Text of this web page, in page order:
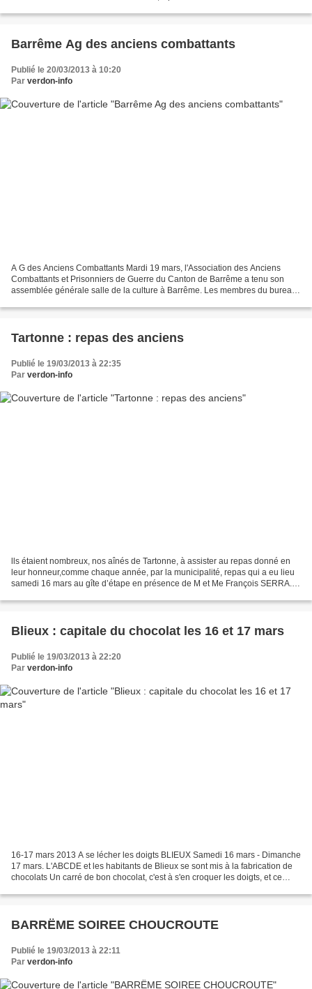
Barrême Ag des anciens combattants
Publié le 20/03/2013 à 10:20
Par verdon-info
A G des Anciens Combattants Mardi 19 mars, l'Association des Anciens
Combattants et Prisonniers de Guerre du Canton de Barrême a tenu son
assemblée générale salle de la culture à Barrême. Les membres du bureau,
Tartonne : repas des anciens
Publié le 19/03/2013 à 22:35
Par verdon-info
lls étaient nombreux, nos aînés de Tartonne, à assister au repas donné en
leur honneur,comme chaque année, par la municipalité, repas qui a eu lieu
samedi 16 mars au gîte d’étape en présence de M et Me François SERRA.
Blieux : capitale du chocolat les 16 et 17 mars
Publié le 19/03/2013 à 22:20
Par verdon-info
16-17 mars 2013 A se lécher les doigts BLIEUX Samedi 16 mars - Dimanche
17 mars. L'ABCDE et les habitants de Blieux se sont mis à la fabrication de
chocolats Un carré de bon chocolat, c'est à s'en croquer les doigts, et ce
BARRËME SOIREE CHOUCROUTE
Publié le 19/03/2013 à 22:11
Par verdon-info